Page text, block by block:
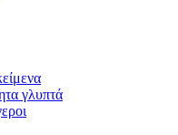
γλυπτά